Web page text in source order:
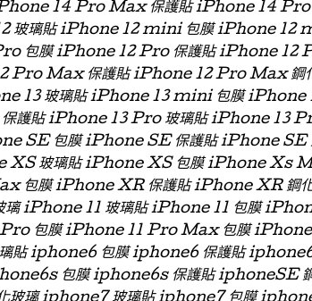
14 Pro Max 保護貼 iPhone 14
玻璃貼 iPhone 12 mini 包膜 iPhone 12
包膜 iPhone 12 Pro 保護貼 iPhone 12
Max 保護貼 iPhone 12 Pro Max 鋼
13 玻璃貼 iPhone 13 mini 包膜
護貼 iPhone 13 Pro 玻璃貼 iPhone 13
SE 包膜 iPhone SE 保護貼 iPhone SE
XS 玻璃貼 iPhone XS 包膜 iPhone Xs
包膜 iPhone XR 保護貼 iPhone XR 鋼
璃 iPhone 11 玻璃貼 iPhone 11 包膜
包膜 iPhone 11 Pro Max 包膜
iphone6 包膜 iphone6 保護貼 iphone6
包膜 iphone6s 保護貼 iphoneSE